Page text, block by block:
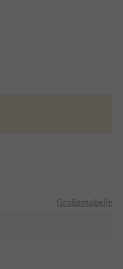
Größentabelle